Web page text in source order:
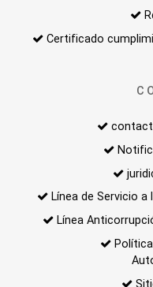
Certificado
Línea de Servicio a
Línea